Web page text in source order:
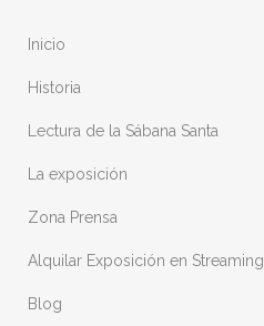
Inicio
Historia
Lectura de la Sábana Santa
La exposición
Zona Prensa
Alquilar Exposición en Streaming
Blog